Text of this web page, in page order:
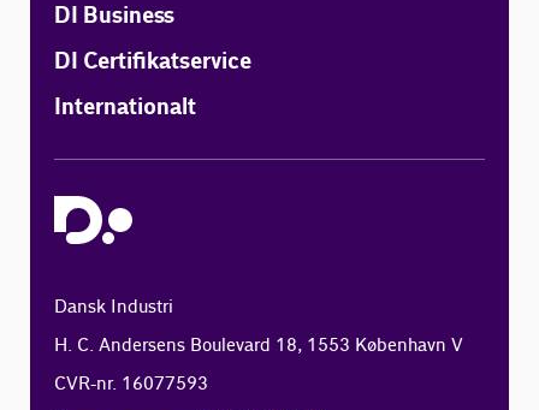
DI Business
DI Certifikatservice
Internationalt
Dansk Industri
H. C. Andersens Boulevard 18, 1553 København V
CVR-nr. 16077593